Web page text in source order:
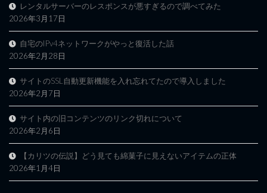
レンタルサーバーのレスポンスが悪すぎるので調べてみた
2026年3月17日
自宅のIPv4ネットワークがやっと復活した話
2026年2月28日
サイトのSSL自動更新機能を入れ忘れてたので導入しました
2026年2月7日
サイト内の旧コンテンツのリンク切れについて
2026年2月6日
【カリツの伝説】どう見ても綿菓子に見えないアイテムの正体
2026年1月4日